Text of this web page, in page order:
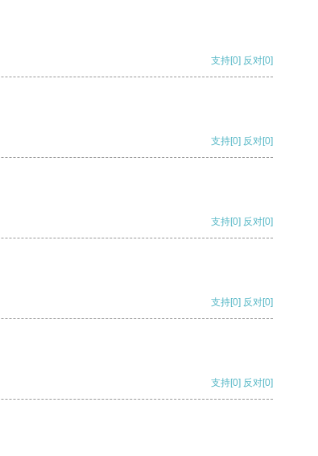
支持[0] 反对[0]
支持[0] 反对[0]
支持[0] 反对[0]
支持[0] 反对[0]
支持[0] 反对[0]